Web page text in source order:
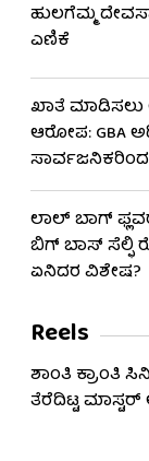
ಹುಲಗೆಮ್ಮ
ಎಣಿಕೆ
ಖಾತೆ ಮಾಡಿಸಲು
ಆರೋಪ: GBA
ಲಾಲ್ ಬಾಗ್
ಬಿಗ್ ಬಾಸ್
ಏನಿದರ ವಿಶೇಷ?
Reels
ಶಾಂತಿ ಕ್ರಾಂತಿ
ತೆರೆದಿಟ್ಟ